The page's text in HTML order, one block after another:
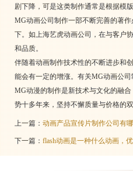
剧下降，可是这类制作通常是根据模
MG动画公司制作一部不断完善的著
下。如上海艺虎动画公司，在与客户
和品质。
伴随着动画制作技术性的不断进步和
能会有一定的增涨。有关MG动画公
MG动漫的制作是新技术与文化的融
势十多年来，坚持不懈质量与价格的
上一篇：动画产品宣传片制作公司有
下一篇：flash动画是一种什么动画，